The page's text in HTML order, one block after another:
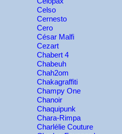
Celso
Cernesto
Cero
César Malfi
Cezart
Chabert 4
Chabeuh
Chah2om
Chakagraffiti
Champy One
Chanoir
Chaquipunk
Chara-Rimpa
Charlélie Couture